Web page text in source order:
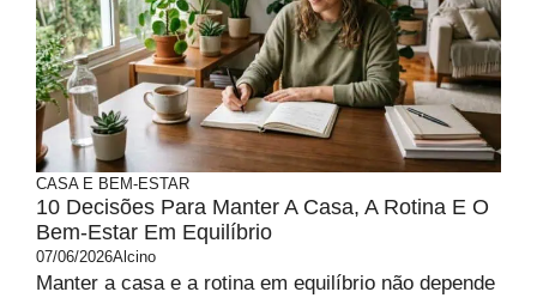
CASA E BEM-ESTAR
10 Decisões Para Manter A Casa, A Rotina E O
Bem-Estar Em Equilíbrio
07/06/2026Alcino
Manter a casa e a rotina em equilíbrio não depende